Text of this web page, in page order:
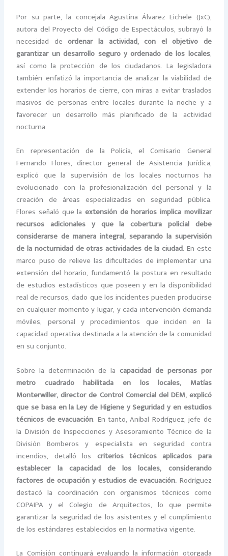
Por su parte, la concejala Agustina Álvarez Eichele (JxC),
autora del Proyecto del Código de Espectáculos, subrayó la
necesidad deordenar la actividad, con el objetivo de
garantizar un desarrollo seguro y ordenado de los locales,
así como la protección de los ciudadanos. La legisladora
también enfatizó la importancia de analizar la viabilidad de
extender los horarios de cierre, con miras a evitar traslados
masivos de personas entre locales durante la noche y a
favorecer un desarrollo más planificado de la actividad
nocturna.
En representación de la Policía, el Comisario General
Fernando Flores, director general de Asistencia Jurídica,
explicó que la supervisión de los locales nocturnos ha
evolucionado con la profesionalización del personal y la
creación de áreas especializadas en seguridad pública.
Flores señaló que la extensión de horarios implica movilizar
recursos adicionales y que la cobertura policial debe
considerarse de manera integral, separando la supervisión
de la nocturnidad de otras actividades de la ciudad. En este
marco puso de relieve las dificultades de implementar una
extensión del horario, fundamentó la postura en resultado
de estudios estadísticos que poseen y en la disponibilidad
real de recursos, dado que los incidentes pueden producirse
en cualquier momento y lugar, y cada intervención demanda
móviles, personal y procedimientos que inciden en la
capacidad operativa destinada a la atención de la comunidad
en su conjunto.
Sobre la determinación de la capacidad de personas por
metro cuadrado habilitada en los locales, Matías
Monterwiller, director de Control Comercial del DEM, explicó
que se basa en la Ley de Higiene y Seguridad y en estudios
técnicos de evacuación. En tanto, Aníbal Rodríguez, jefe de
la División de Inspecciones y Asesoramiento Técnico de la
División Bomberos y especialista en seguridad contra
incendios, detalló los criterios técnicos aplicados para
establecer la capacidad de los locales, considerando
factores de ocupación y estudios de evacuación. Rodríguez
destacó la coordinación con organismos técnicos como
COPAIPA y el Colegio de Arquitectos, lo que permite
garantizar la seguridad de los asistentes y el cumplimiento
de los estándares establecidos en la normativa vigente.
La Comisión continuará evaluando la información otorgada